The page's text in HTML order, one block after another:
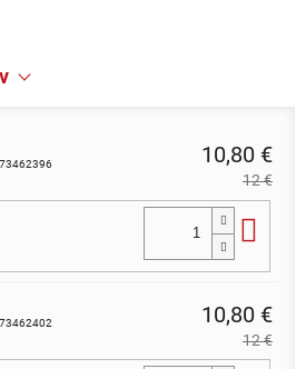
10,80 €
12 €
10,80 €
12 €